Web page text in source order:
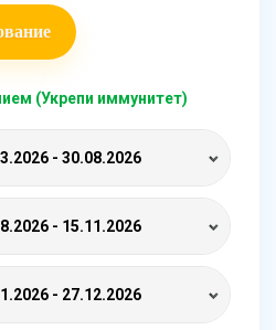
(Укрепи иммунитет)
- 30.08.2026
- 15.11.2026
- 27.12.2026